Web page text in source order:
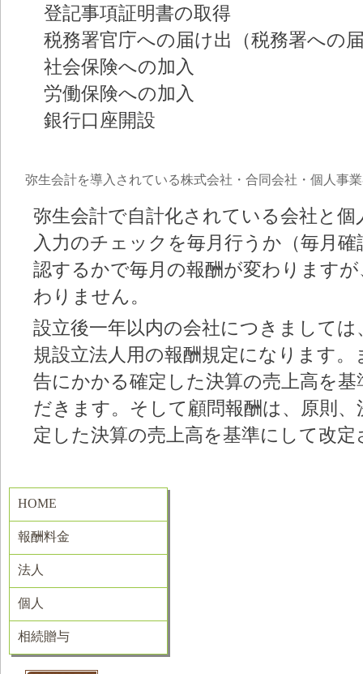
登記事項証明書の取得
税務署官庁への届け出（税務署への
社会保険への加入
労働保険への加入
銀行口座開設
弥生会計を導入されている株式会社・合同会社・個人事
弥生会計で自計化されている会社と
入力のチェックを毎月行うか（毎月
認するかで毎月の報酬が変わります
わりません。
設立後一年以内の会社につきまして
規設立法人用の報酬規定になります
告にかかる確定した決算の売上高を
だきます。そして顧問報酬は、原則
定した決算の売上高を基準にして改
HOME
報酬料金
法人
個人
相続贈与